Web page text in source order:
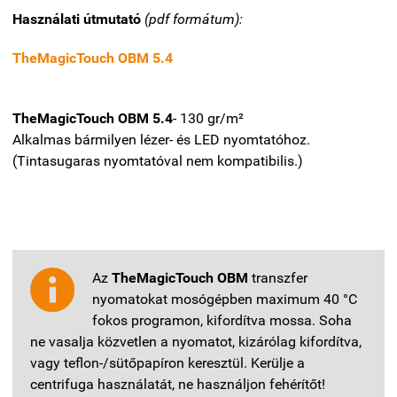
Használati útmutató (pdf formátum):
TheMagicTouch OBM 5.4
TheMagicTouch OBM 5.4- 130 gr/m²
Alkalmas bármilyen lézer- és LED nyomtatóhoz.
(Tintasugaras nyomtatóval nem kompatibilis.)
Az TheMagicTouch OBM transzfer
nyomatokat mosógépben maximum 40 °C
fokos programon, kifordítva mossa. Soha
ne vasalja közvetlen a nyomatot, kizárólag kifordítva,
vagy teflon-/sütőpapíron keresztül. Kerülje a
centrifuga használatát, ne használjon fehérítőt!